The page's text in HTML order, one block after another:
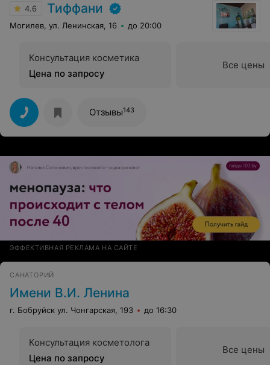
4.6 Тиффани
Могилев, ул. Ленинская, 16 до 20:00
Консультация косметика
Цена по запросу
Все цены
Отзывы143
ЭФФЕКТИВНАЯ РЕКЛАМА НА САЙТЕ
САНАТОРИЙ
Имени В.И. Ленина
г. Бобруйск ул. Чонгарская, 193 до 16:30
Консультация косметолога
Цена по запросу
Все цены